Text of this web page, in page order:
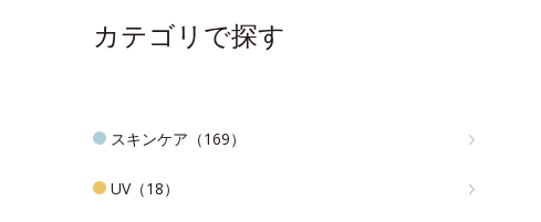
カテゴリで探す
スキンケア（169）
UV（18）